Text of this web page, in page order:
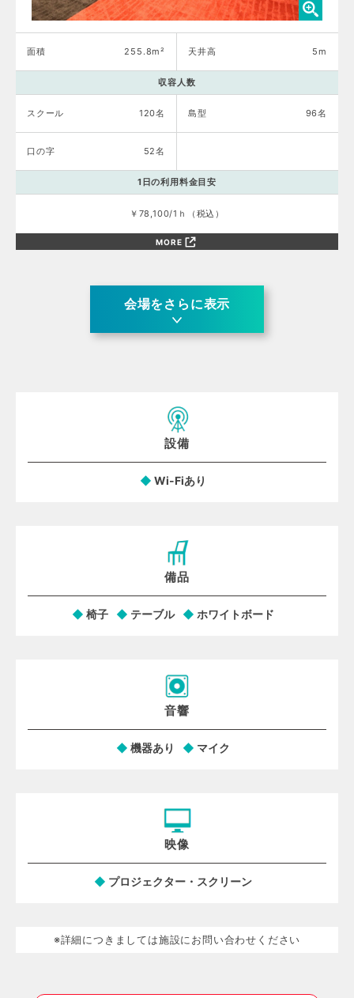
面積 255.8m² 天井高 5m
収容人数
スクール 120名 島型 96名
口の字 52名
1日の利用料金目安
￥78,100/1ｈ（税込）
MORE
会場をさらに表示
設備
Wi-Fiあり
備品
椅子 テーブル ホワイトボード
音響
機器あり マイク
映像
プロジェクター・スクリーン
※詳細につきましては施設にお問い合わせください